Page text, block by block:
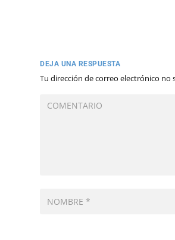
DEJA UNA RESPUESTA
Tu dirección de correo electrónico no